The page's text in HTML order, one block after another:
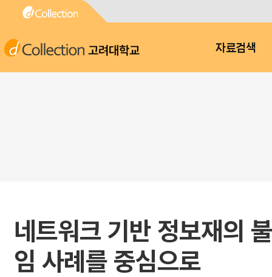
고려대학교 자료검색
네트워크 기반 정보재의
임 사례를 중심으로